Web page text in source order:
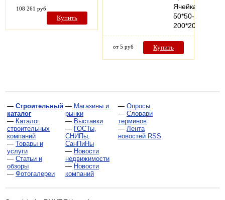
108 261 руб
Купить
Ячейка
50*50-
200*200мм…
от 5 руб Купить
— Строительный
каталог
— Каталог
строительных
компаний
— Товары и
услуги
— Статьи и
обзоры
— Фотогалереи
— Магазины и
рынки
— Выставки
— ГОСТы,
СНИПы,
СанПиНы
— Новости
недвижимости
— Новости
компаний
— Опросы
— Словари
терминов
— Лента
новостей RSS